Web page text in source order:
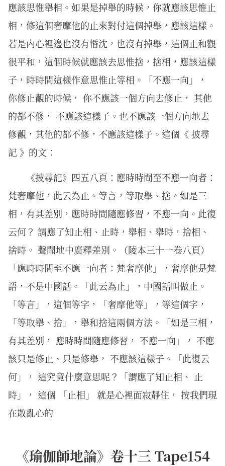
應該思惟舉相。如果是掉舉的時候，你就應該思惟止
相，修這個奢摩他的止來對付這個掉舉，應該這樣。
若是內心裡邊也沒有惛沈，也沒有掉舉，這個止和觀
很平和，這個時候就應該去思惟捨，捨相，應該這樣
子，時時間這樣作意思惟止等相。「不應一向」，
你修止觀的時候， 你不應該一個方向去修止， 其他
的都不修， 不應該這樣子。也不應該一個方向地去
修觀，其他的都不修，不應該這樣子。這個《 披尋
記 》的文：
《披尋記》四五八頁：應時時間至不應一向者：
梵奢摩他，此云為止。等言，等取舉、捨。如是三
相，有其差別，應時時間隨應修習，不應一向。此復
云何？ 謂應了知止相、止時，舉相、舉時，捨相、
捨時。 聲聞地中廣釋差別。（陵本三十一卷八頁）
「應時時間至不應一向者：梵奢摩他」，奢摩他是梵
語，不是中國話。「此云為止」，中國話叫做止。
「等言」，這個等字，「奢摩他等」，等這個字，
「等取舉、捨」，舉和捨這兩個方法。「如是三相，
有其差別， 應時時間隨應修習， 不應一向」， 不應
該只是修止、只是修舉， 不應該這樣子。「此復云
何」， 這究竟什麼意思呢？「謂應了知止相、 止
時」， 這個 「止相」 就是心裡面寂靜住， 按我們現
在散亂心的
《瑜伽師地論》卷十三 Tape154